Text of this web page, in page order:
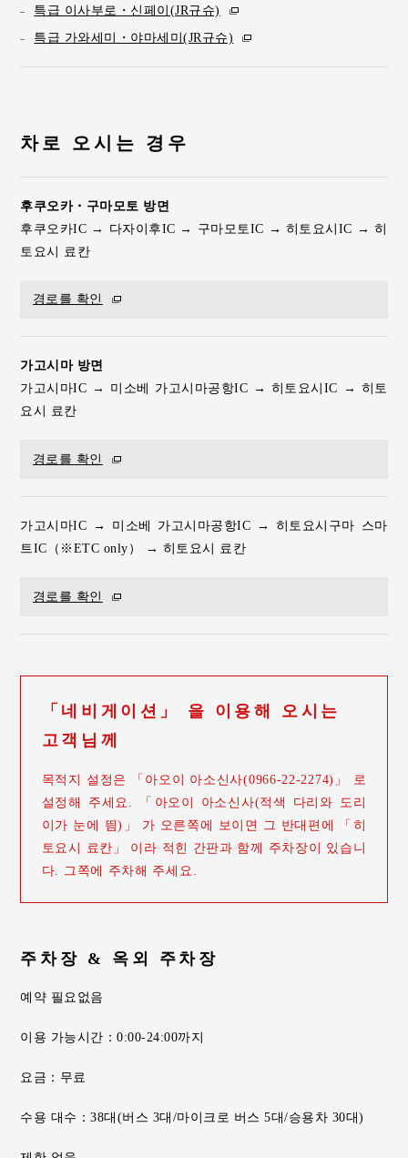
특급 이사부로・신페이(JR규슈)
특급 가와세미・야마세미(JR규슈)
차로 오시는 경우
후쿠오카・구마모토 방면
후쿠오카IC → 다자이후IC → 구마모토IC → 히토요시IC → 히
토요시 료칸
경로를 확인
가고시마 방면
가고시마IC → 미소베 가고시마공항IC → 히토요시IC → 히토
요시 료칸
경로를 확인
가고시마IC → 미소베 가고시마공항IC → 히토요시구마 스마
트IC（※ETC only） → 히토요시 료칸
경로를 확인
「네비게이션」 을 이용해 오시는
고객님께
목적지 설정은 「아오이 아소신사(0966-22-2274)」 로
설정해 주세요. 「아오이 아소신사(적색 다리와 도리
이가 눈에 띔)」 가 오른쪽에 보이면 그 반대편에 「히
토요시 료칸」 이라 적힌 간판과 함께 주차장이 있습니
다. 그쪽에 주차해 주세요.
주차장 & 옥외 주차장
예약 필요없음
이용 가능시간：0:00-24:00까지
요금：무료
수용 대수：38대(버스 3대/마이크로 버스 5대/승용차 30대)